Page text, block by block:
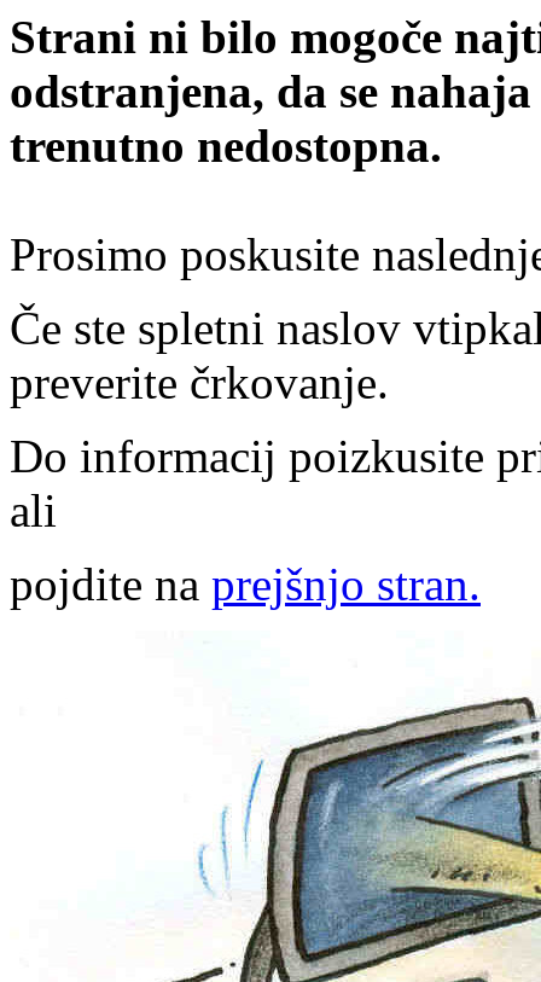
Strani ni bilo mogoče
odstranjena, da se
trenutno nedostopna.
Prosimo poskusite
Če ste spletni naslov
preverite črkovanje.
Do informacij poizkusite
ali
pojdite na prejšnjo stran.